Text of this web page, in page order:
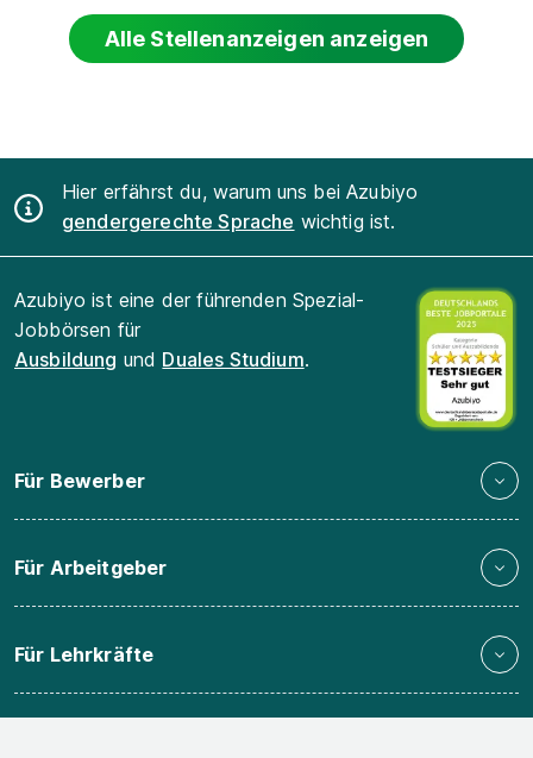
Alle Stellenanzeigen anzeigen
Hier erfährst du, warum uns bei Azubiyo
gendergerechte Sprache wichtig ist.
Azubiyo ist eine der führenden Spezial-
Jobbörsen für
Ausbildung und Duales Studium.
Für Bewerber
Für Arbeitgeber
Für Lehrkräfte